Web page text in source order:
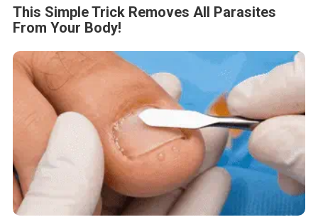
This Simple Trick Removes All Parasites
From Your Body!